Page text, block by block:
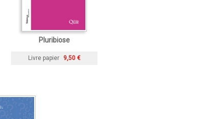
Pluribiose
Livre papier 9,50 €